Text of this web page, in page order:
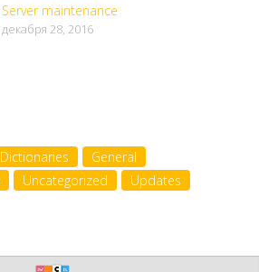
Server maintenance
декабря 28, 2016
Dictionaries
General
Uncategorized Updates